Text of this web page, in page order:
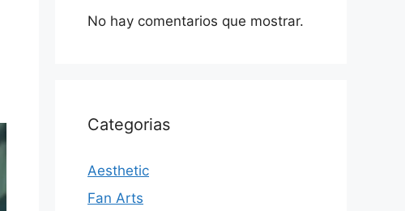
No hay comentarios que mostrar.
Categorias
Aesthetic
Fan Arts